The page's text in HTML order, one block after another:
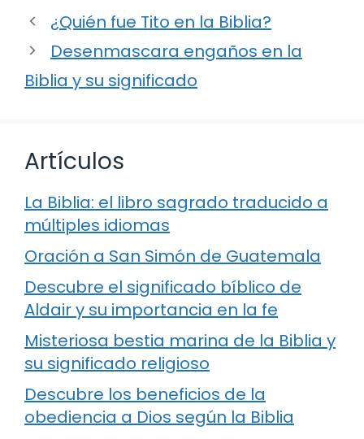
¿Quién fue Tito en la Biblia?
Desenmascara engaños en la
Biblia y su significado
Artículos
La Biblia: el libro sagrado traducido a
múltiples idiomas
Oración a San Simón de Guatemala
Descubre el significado bíblico de
Aldair y su importancia en la fe
Misteriosa bestia marina de la Biblia y
su significado religioso
Descubre los beneficios de la
obediencia a Dios según la Biblia